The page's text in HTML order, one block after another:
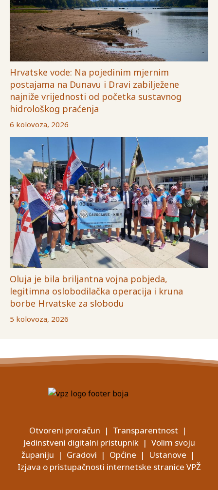
Hrvatske vode: Na pojedinim mjernim
postajama na Dunavu i Dravi zabilježene
najniže vrijednosti od početka sustavnog
hidrološkog praćenja
6 kolovoza, 2026
Oluja je bila briljantna vojna pobjeda,
legitimna oslobodilačka operacija i kruna
borbe Hrvatske za slobodu
5 kolovoza, 2026
Otvoreni proračun | Transparentnost |
Jedinstveni digitalni pristupnik| Volim svoju
županiju | Gradovi | Općine | Ustanove |
Izjava o pristupačnosti internetske stranice VPŽ